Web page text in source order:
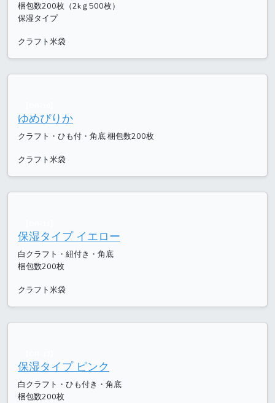
梱包数200枚（2kｇ500枚）
保湿タイプ
クラフト米袋
ゆめぴりか
クラフト・ひも付・角底 梱包数200枚
クラフト米袋
保湿タイプ イエロー
白クラフト・紐付き・角底
梱包数200枚
クラフト米袋
保湿タイプ ピンク
白クラフト・ひも付き・角底
梱包数200枚